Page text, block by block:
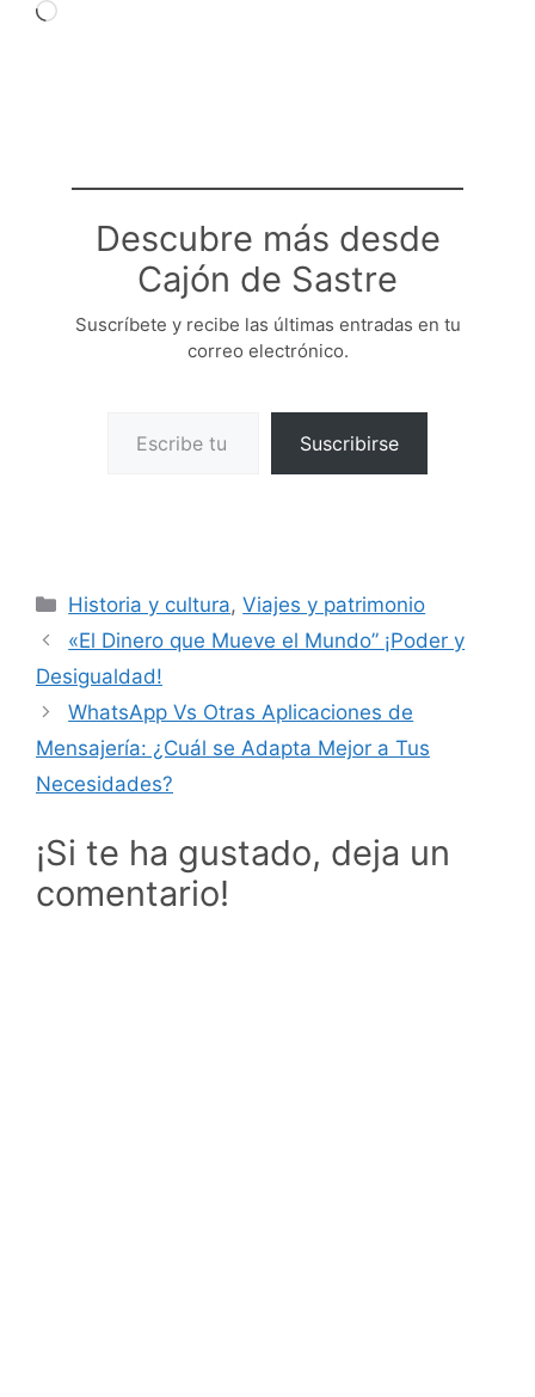
Cargando...
Descubre más desde
Cajón de Sastre
Suscríbete y recibe las últimas entradas en tu
correo electrónico.
Suscribirse
Categorías
Historia y cultura,Viajes y patrimonio
«El Dinero que Mueve el Mundo” ¡Poder y
Desigualdad!
WhatsApp Vs Otras Aplicaciones de
Mensajería: ¿Cuál se Adapta Mejor a Tus
Necesidades?
¡Si te ha gustado, deja un
comentario!